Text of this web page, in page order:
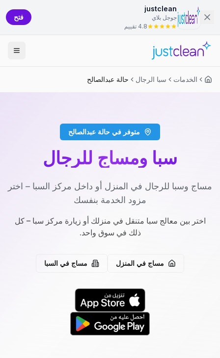
justclean
جوجل بلاي
4.8 تقييم
فتح
الخدمات سبا الرجال حالة عبدالصالح
متوفر في حالة عبدالصالح
سبا ومساج للرجال
مساج وسبا للرجال في المنزل أو داخل مركز السبا – اختر
مزود الخدمة بنفسك
اختر بين معالج سبا متنقل في منزلك أو زيارة مركز سبا – كل
ذلك في سوق واحد.
مساج في المنزل مساج في السبا